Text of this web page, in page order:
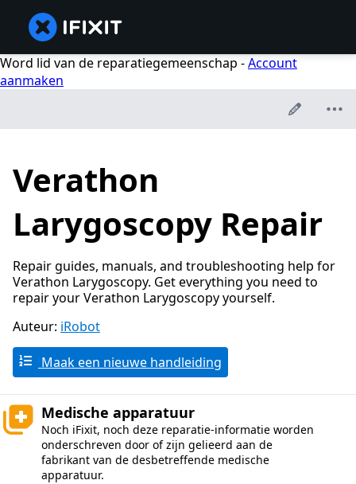
Word lid van de reparatiegemeenschap -Account
aanmaken
Verathon
Larygoscopy Repair
Repair guides, manuals, and troubleshooting help for
Verathon Larygoscopy. Get everything you need to
repair your Verathon Larygoscopy yourself.
Auteur: iRobot
Maak een nieuwe handleiding
Medische apparatuur
Noch iFixit, noch deze reparatie-informatie worden
onderschreven door of zijn gelieerd aan de
fabrikant van de desbetreffende medische
apparatuur.